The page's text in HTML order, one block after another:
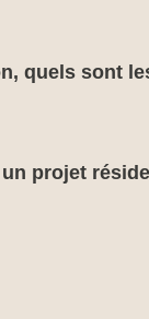
quels sont
projet